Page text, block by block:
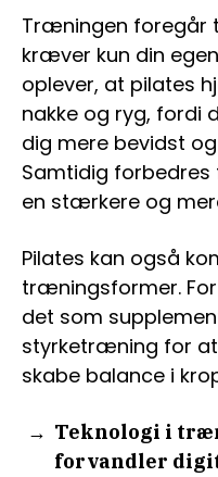
Træningen foregår
kræver kun din
oplever, at pilates
nakke og ryg,
dig mere bevidst
Samtidig forbedres
en stærkere og
Pilates kan også
træningsformer.
det som
styrketræning for
skabe balance i
Teknologi i
forvandler